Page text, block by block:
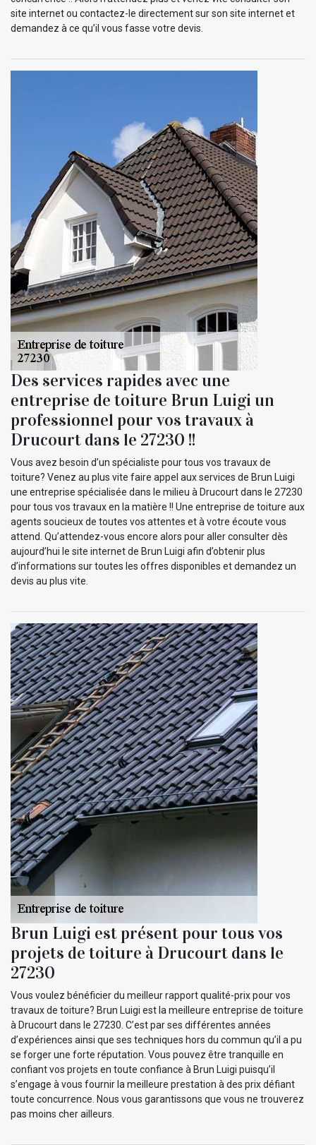
site internet ou contactez-le directement sur son site internet et
demandez à ce qu’il vous fasse votre devis.
Des services rapides avec une
entreprise de toiture Brun Luigi un
professionnel pour vos travaux à
Drucourt dans le 27230 !!
Vous avez besoin d’un spécialiste pour tous vos travaux de
toiture? Venez au plus vite faire appel aux services de Brun Luigi
une entreprise spécialisée dans le milieu à Drucourt dans le 27230
pour tous vos travaux en la matière !! Une entreprise de toiture aux
agents soucieux de toutes vos attentes et à votre écoute vous
attend. Qu’attendez-vous encore alors pour aller consulter dès
aujourd’hui le site internet de Brun Luigi afin d’obtenir plus
d’informations sur toutes les offres disponibles et demandez un
devis au plus vite.
Brun Luigi est présent pour tous vos
projets de toiture à Drucourt dans le
27230
Vous voulez bénéficier du meilleur rapport qualité-prix pour vos
travaux de toiture? Brun Luigi est la meilleure entreprise de toiture
à Drucourt dans le 27230. C’est par ses différentes années
d’expériences ainsi que ses techniques hors du commun qu’il a pu
se forger une forte réputation. Vous pouvez être tranquille en
confiant vos projets en toute confiance à Brun Luigi puisqu’il
s’engage à vous fournir la meilleure prestation à des prix défiant
toute concurrence. Nous vous garantissons que vous ne trouverez
pas moins cher ailleurs.